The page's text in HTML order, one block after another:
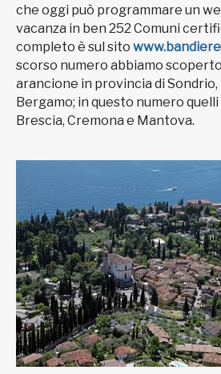
che oggi può programmare un
vacanza in ben 252 Comuni
completo è sul sito
scorso numero abbiamo
arancione in provincia di Sondrio,
Bergamo; in questo numero
Brescia, Cremona e Mantova.